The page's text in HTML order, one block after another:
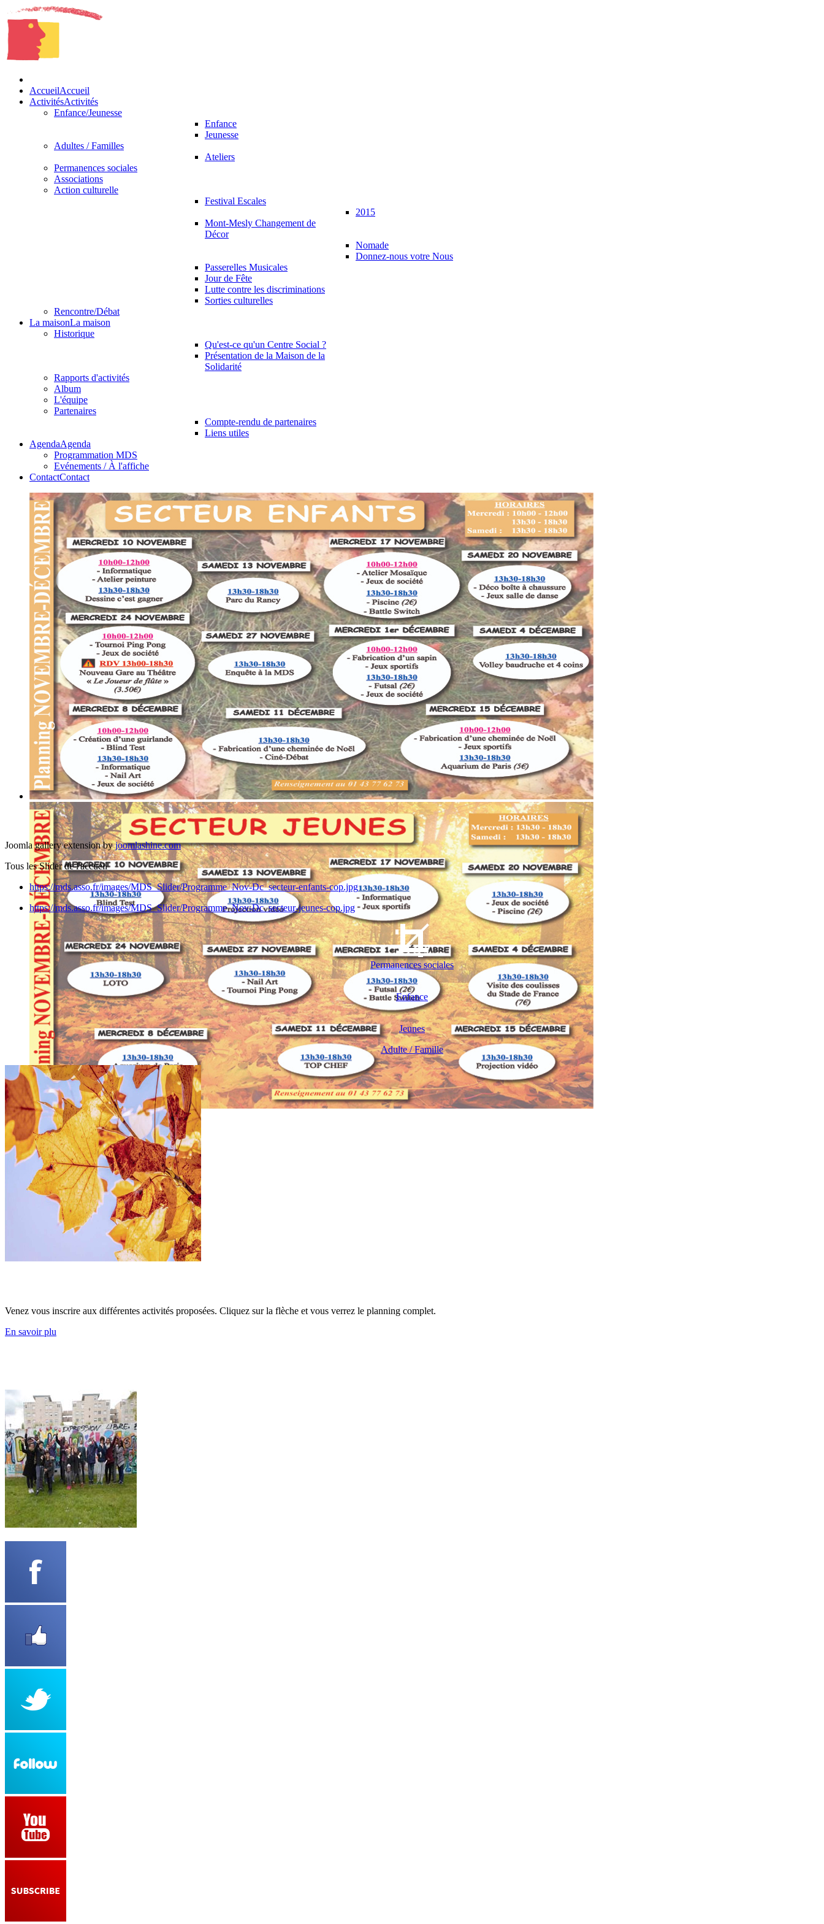
AccueilAccueil
ActivitésActivités
Enfance/Jeunesse
Enfance
Jeunesse
Adultes / Familles
Ateliers
Permanences sociales
Associations
Action culturelle
Festival Escales
2015
Mont-Mesly Changement de
Décor
Nomade
Donnez-nous votre Nous
Passerelles Musicales
Jour de Fête
Lutte contre les discriminations
Sorties culturelles
Rencontre/Débat
La maisonLa maison
Historique
Qu'est-ce qu'un Centre Social ?
Présentation de la Maison de la
Solidarité
Rapports d'activités
Album
L'équipe
Partenaires
Compte-rendu de partenaires
Liens utiles
AgendaAgenda
Programmation MDS
Evénements / À l'affiche
ContactContact
Joomla gallery extension byjoomlashine.com
Tous les Slider de l'accueil
https://mds.asso.fr/images/MDS_Slider/Programme_Nov-Dc_secteur-enfants-cop.jpg
https://mds.asso.fr/images/MDS_Slider/Programme_Nov-Dc_secteur-jeunes-cop.jpg
Permanences sociales
Enfance
Jeunes
Adulte / Famille
Venez vous inscrire aux différentes activités proposées. Cliquez sur la flèche et vous verrez le planning complet.
En savoir plu